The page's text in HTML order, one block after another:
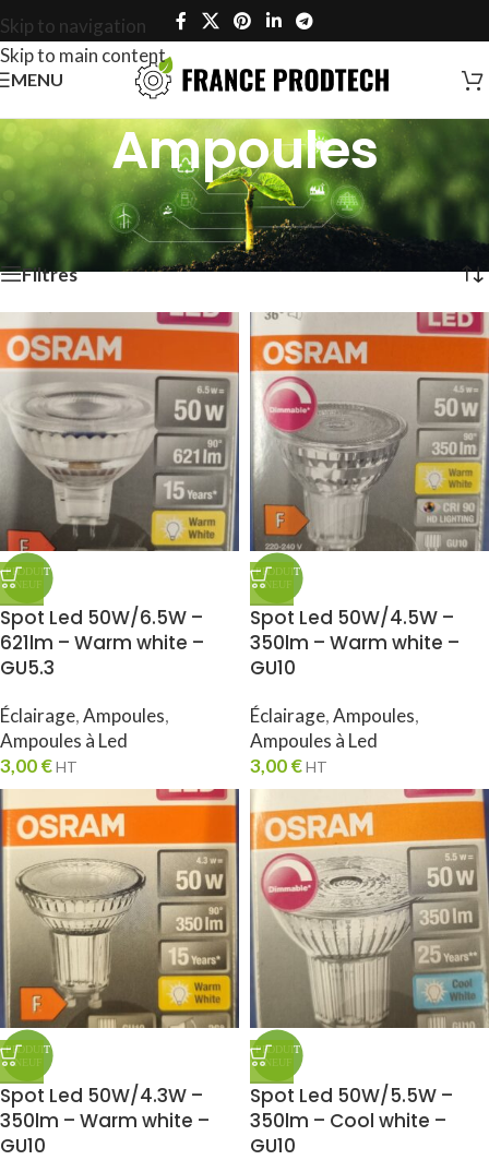
Skip to navigation
Skip to main content
MENU
Ampoules
Accueil /Éclairage/Ampoules/Page 3
Affichage de 49–72 sur 173 résultats
Filtres
Spot Led 50W/6.5W –
621lm – Warm white –
GU5.3
Éclairage,Ampoules,
Ampoules à Led
3,00€HT
Spot Led 50W/4.5W –
350lm – Warm white –
GU10
Éclairage,Ampoules,
Ampoules à Led
3,00€HT
Spot Led 50W/4.3W –
350lm – Warm white –
GU10
Spot Led 50W/5.5W –
350lm – Cool white –
GU10